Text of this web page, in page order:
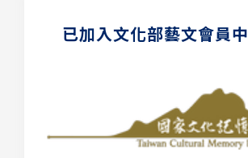
已加入文化部藝文會員